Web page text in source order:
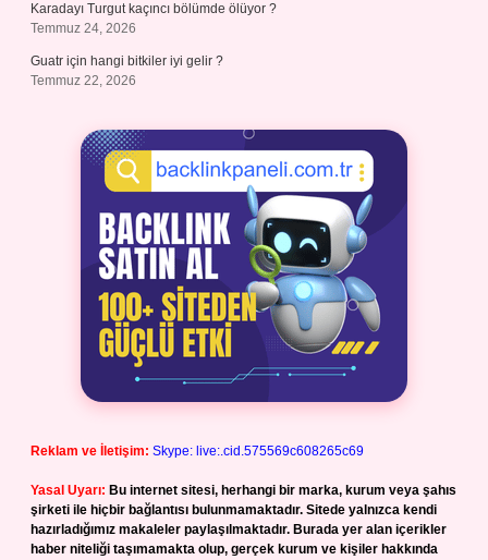
Karadayı Turgut kaçıncı bölümde ölüyor ?
Temmuz 24, 2026
Guatr için hangi bitkiler iyi gelir ?
Temmuz 22, 2026
Reklam ve İletişim: Skype: live:.cid.575569c608265c69
Yasal Uyarı: Bu internet sitesi, herhangi bir marka, kurum veya şahıs
şirketi ile hiçbir bağlantısı bulunmamaktadır. Sitede yalnızca kendi
hazırladığımız makaleler paylaşılmaktadır. Burada yer alan içerikler
haber niteliği taşımamakta olup, gerçek kurum ve kişiler hakkında